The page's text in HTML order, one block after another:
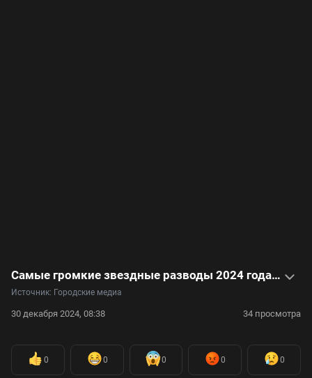
Самые громкие звездные разводы 2024 года — видео
Источник: Городские медиа
30 декабря 2024, 08:38 34 просмотра
0 0 0 0 0